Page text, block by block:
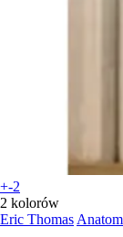
+-2
2 kolorów
Eric Thomas